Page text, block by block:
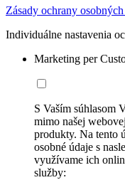
Zásady ochrany
Individuálne nastavenia
Marketing per
S Vaším súhlasom
mimo našej
produkty. Na tento
osobné údaje s
využívame ich
služby: